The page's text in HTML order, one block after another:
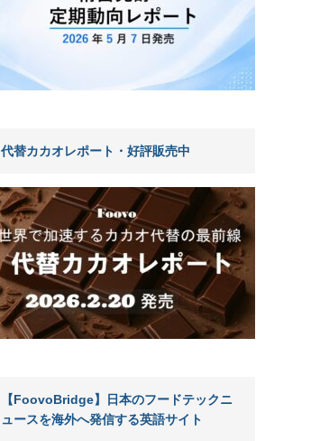
代替カカオレポート・好評販売中
【FoovoBridge】日本のフードテックニ
ュースを海外へ発信する英語サイト